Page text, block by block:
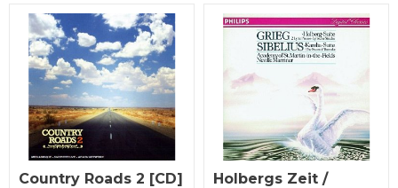
Country Roads 2 [CD]
Holbergs Zeit /